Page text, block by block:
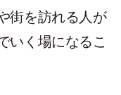
街を訪れる人が
いく場になるこ